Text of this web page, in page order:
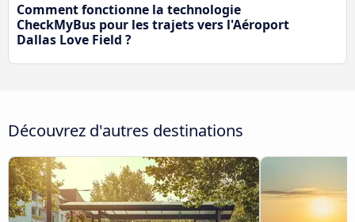
Comment fonctionne la technologie
CheckMyBus pour les trajets vers l'Aéroport
Dallas Love Field ?
Découvrez d'autres destinations